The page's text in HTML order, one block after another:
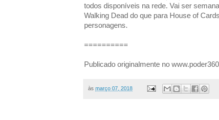
todos disponíveis na rede. Vai ser
Walking Dead do que para House of
personagens.
==========
Publicado originalmente no
às março 07, 2018